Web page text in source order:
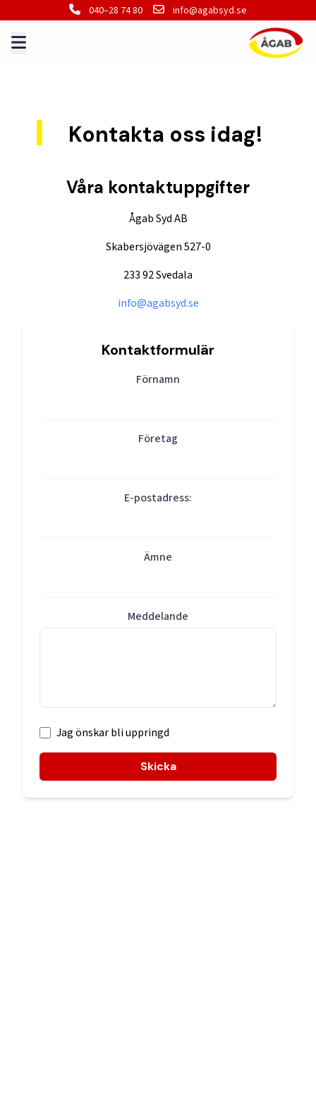
040–28 74 80 info@agabsyd.se
Kontakta oss idag!
Våra kontaktuppgifter
Ågab Syd AB
Skabersjövägen 527-0
233 92 Svedala
info@agabsyd.se
Kontaktformulär
Förnamn
Företag
E-postadress:
Ämne
Meddelande
Jag önskar bli uppringd
Skicka